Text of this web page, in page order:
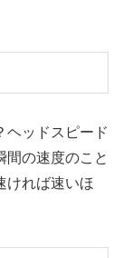
ヘッドスピード
間の速度のこと
ければ速いほ